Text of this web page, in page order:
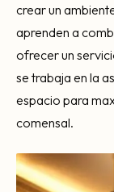
crear un
aprenden a
ofrecer un
se trabaja en la
espacio para
comensal.